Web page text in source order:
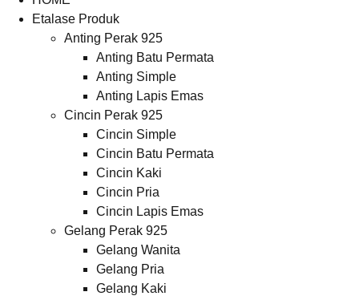
Etalase Produk
Anting Perak 925
Anting Batu Permata
Anting Simple
Anting Lapis Emas
Cincin Perak 925
Cincin Simple
Cincin Batu Permata
Cincin Kaki
Cincin Pria
Cincin Lapis Emas
Gelang Perak 925
Gelang Wanita
Gelang Pria
Gelang Kaki